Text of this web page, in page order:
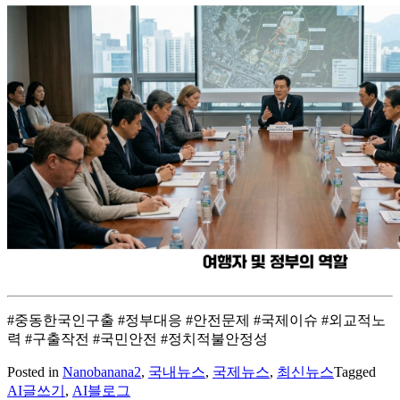
#중동한국인구출 #정부대응 #안전문제 #국제이슈 #외교적노
력 #구출작전 #국민안전 #정치적불안정성
Posted in Nanobanana2, 국내뉴스, 국제뉴스, 최신뉴스Tagged
AI글쓰기 , AI블로그